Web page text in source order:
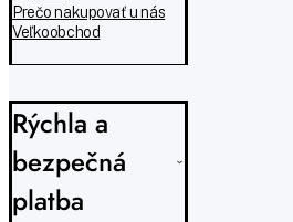
Prečo nakupovať u nás
Veľkoobchod
Rýchla a
bezpečná
platba